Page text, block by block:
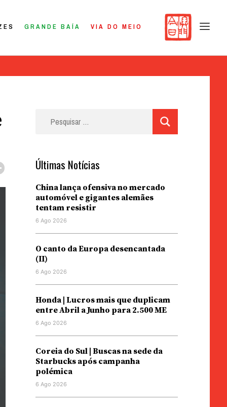
GRANDE BAÍA VIA DO MEIO
Últimas Notícias
China lança ofensiva no mercado
automóvel e gigantes alemães
tentam resistir
6 Ago 2026
O canto da Europa desencantada
(II)
6 Ago 2026
Honda | Lucros mais que duplicam
entre Abril a Junho para 2.500 ME
6 Ago 2026
Coreia do Sul | Buscas na sede da
Starbucks após campanha
polémica
6 Ago 2026